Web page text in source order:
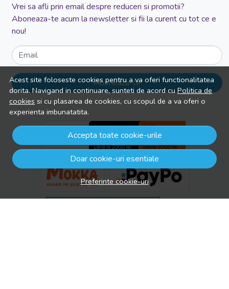
Acest site foloseste cookies pentru a va oferi functionalitatea
dorita. Navigand in continuare, sunteti de acord cuPolitica de
cookies si cu plasarea de cookies, cu scopul de a va oferi o
experienta imbunatatita.
Accepta toate cookie-urile
Doar cookie-uri esentiale
Preferinte cookie-uri
Vrei sa afli prin email despre reduceri si promotii?
Aboneaza-te acum la newsletter si fii la curent cu tot ce e
nou!
Email
Aboneaza-te